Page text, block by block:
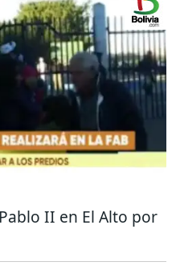
II en El Alto por